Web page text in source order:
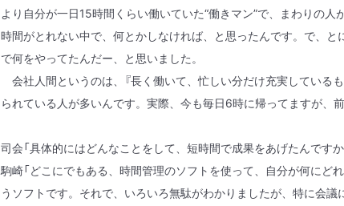
より自分が一日15時間くらい働いていた“働きマン”で、まわりの人
時間がとれない中で、何とかしなければ、と思ったんです。で、と
で何をやってたんだー、と思いました。
会社人間というのは、『長く働いて、忙しい分だけ充実している
られている人が多いんです。実際、今も毎日6時に帰ってますが、
司会「具体的にはどんなことをして、短時間で成果をあげたんですか
駒崎「どこにでもある、時間管理のソフトを使って、自分が何に
うソフトです。それで、いろいろ無駄がわかりましたが、特に会